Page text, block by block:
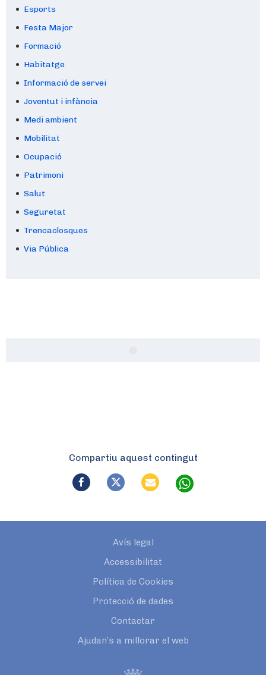
Esports
Festa Major
Formació
Habitatge
Informació de servei
Joventut i infància
Medi ambient
Mobilitat
Ocupació
Patrimoni
Salut
Seguretat
Trencaclosques
Via Pública
Compartiu aquest contingut
Avís legal
Accessibilitat
Política de Cookies
Protecció de dades
Contactar
Ajudan’s a millorar el web